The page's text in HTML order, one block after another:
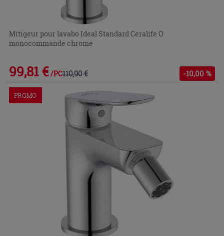
Mitigeur pour lavabo Ideal Standard Ceralife O
monocommande chrome
99,81 € /PC110,90 € -10,00 %
PROMO